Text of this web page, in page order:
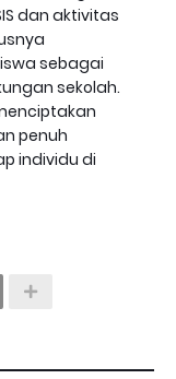
dan aktivitas
sebagai
sekolah.
penuh
individu di